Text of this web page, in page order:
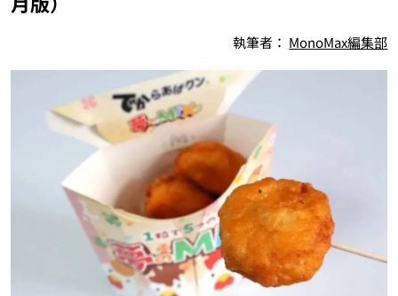
執筆者： MonoMax編集部